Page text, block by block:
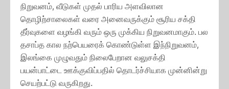
நிறுவனம், வீடுகள் முதல் பாரிய அளவிலான
தொழிற்சாலைகள் வரை அனைவருக்கும் சூரிய சக்தி
தீர்வுகளை வழங்கி வரும் ஒரு முக்கிய நிறுவனமாகும். பல
தசாப்த கால நற்பெயரைக் கொண்டுள்ள இந்நிறுவனம்,
இலங்கை முழுவதும் நிலைபேறான வலுசக்தி
பயன்பாட்டை ஊக்குவிப்பதில் தொடர்ச்சியாக முன்னின்று
செயற்பட்டு வருகிறது.